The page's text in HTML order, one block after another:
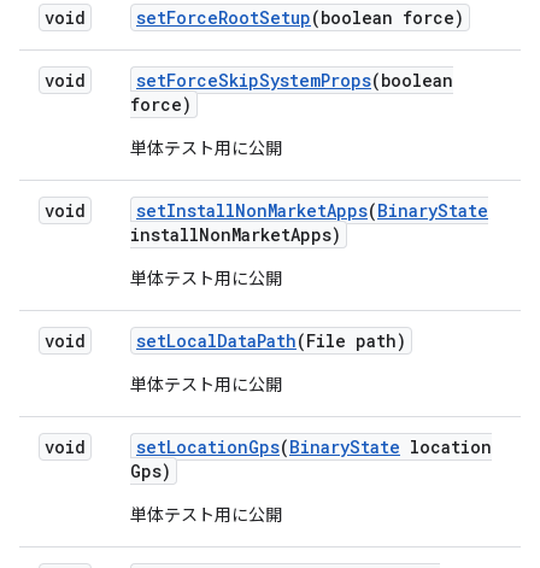
void setForceRootSetup(boolean force)
void setForceSkipSystemProps(boolean
force)
単体テスト用に公開
void setInstallNonMarketApps(BinaryState
installNonMarketApps)
単体テスト用に公開
void setLocalDataPath(File path)
単体テスト用に公開
void setLocationGps(BinaryState location
Gps)
単体テスト用に公開